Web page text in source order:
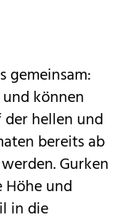
gemeinsam:
können
hellen und
bereits ab
Gurken
und
in die